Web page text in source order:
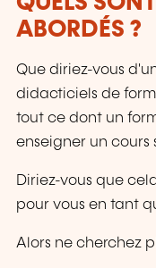
ABORDÉS ?
Que diriez-vous
didacticiels de
tout ce dont un
enseigner un cours
Diriez-vous que
pour vous en tant
Alors ne cherchez